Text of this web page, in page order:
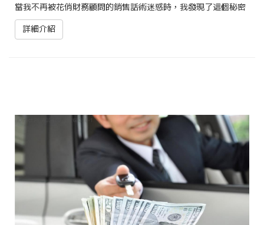
當我不再被花俏財務顧問的銷售話術迷惑時，我發現了這個秘密
詳細介紹